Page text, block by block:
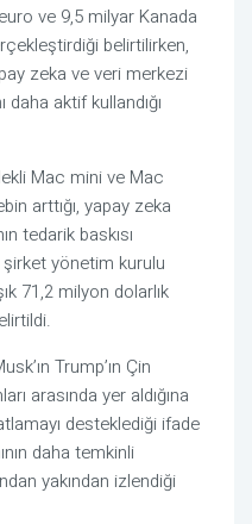
ve 9,5 milyar Kanada
belirtilirken,
zeka ve veri merkezi
daha aktif kullandığı
Mac mini ve Mac
arttığı, yapay zeka
tedarik baskısı
yönetim kurulu
71,2 milyon dolarlık
Trump’ın Çin
arasında yer aldığına
desteklediği ifade
daha temkinli
yakından izlendiği